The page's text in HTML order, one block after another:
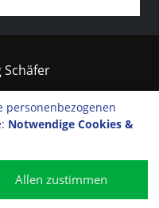
Schäfer
Notwendige Cookies &
Allen zustimmen